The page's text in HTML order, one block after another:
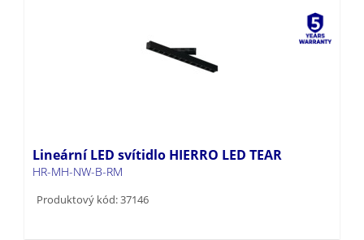
Lineární LED svítidlo HIERRO LED TEAR
HR-MH-NW-B-RM
Produktový kód: 37146